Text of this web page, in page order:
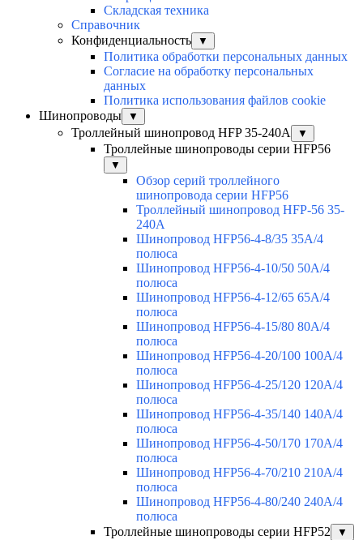
Складская техника
Справочник
Конфиденциальность
▼
Политика обработки персональных данных
Согласие на обработку персональных
данных
Политика использования файлов cookie
Шинопроводы
▼
Троллейный шинопровод HFP 35-240А ▼
Троллейные шинопроводы серии HFP56
▼
Обзор серий троллейного
шинопровода серии HFP56
Троллейный шинопровод HFP-56 35-
240А
Шинопровод HFP56-4-8/35 35А/4
полюса
Шинопровод HFP56-4-10/50 50А/4
полюса
Шинопровод HFP56-4-12/65 65А/4
полюса
Шинопровод HFP56-4-15/80 80А/4
полюса
Шинопровод HFP56-4-20/100 100А/4
полюса
Шинопровод HFP56-4-25/120 120А/4
полюса
Шинопровод HFP56-4-35/140 140А/4
полюса
Шинопровод HFP56-4-50/170 170А/4
полюса
Шинопровод HFP56-4-70/210 210А/4
полюса
Шинопровод HFP56-4-80/240 240А/4
полюса
Троллейные шинопроводы серии HFP52
▼